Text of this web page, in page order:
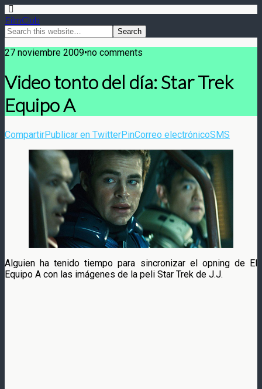
FilmClub
27 noviembre 2009•no comments
Video tonto del día: Star Trek
Equipo A
CompartirPublicar en TwitterPinCorreo electrónicoSMS
Alguien ha tenido tiempo para sincronizar el opning de El
Equipo A con las imágenes de la peli Star Trek de J.J.